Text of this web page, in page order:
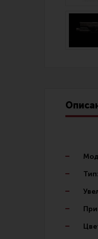
Тип: